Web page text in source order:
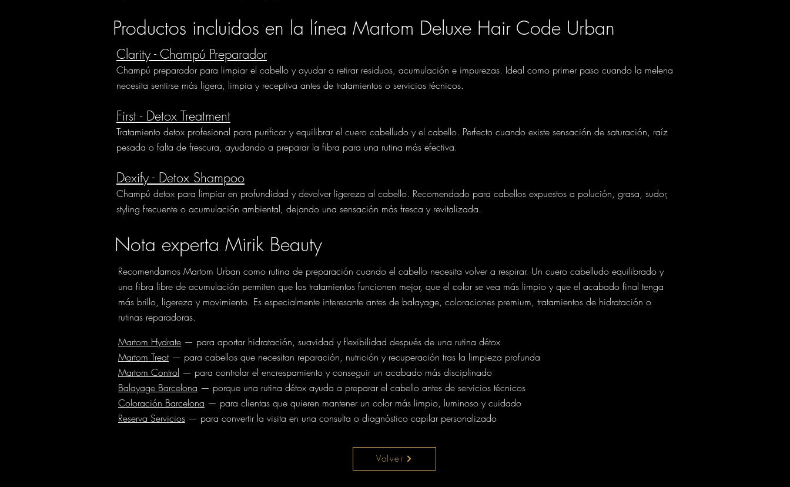
Productos incluidos en la línea Martom Deluxe Hair Code Urban
Clarity - Champú Preparador
Champú preparador para limpiar el cabello y ayudar a retirar residuos, acumulación e impurezas. Ideal como primer paso cuando la melena
necesita sentirse más ligera, limpia y receptiva antes de tratamientos o servicios técnicos.
First - Detox Treatment
Tratamiento detox profesional para purificar y equilibrar el cuero cabelludo y el cabello. Perfecto cuando existe sensación de saturación, raíz
pesada o falta de frescura, ayudando a preparar la fibra para una rutina más efectiva.
Dexify - Detox Shampoo
Champú detox para limpiar en profundidad y devolver ligereza al cabello. Recomendado para cabellos expuestos a polución, grasa, sudor,
styling frecuente o acumulación ambiental, dejando una sensación más fresca y revitalizada.
Nota experta Mirik Beauty
Recomendamos Martom Urban como rutina de preparación cuando el cabello necesita volver a respirar. Un cuero cabelludo equilibrado y
una fibra libre de acumulación permiten que los tratamientos funcionen mejor, que el color se vea más limpio y que el acabado final tenga
más brillo, ligereza y movimiento. Es especialmente interesante antes de balayage, coloraciones premium, tratamientos de hidratación o
rutinas reparadoras.
Martom Hydrate — para aportar hidratación, suavidad y flexibilidad después de una rutina détox
Martom Treat— para cabellos que necesitan reparación, nutrición y recuperación tras la limpieza profunda
Martom Control — para controlar el encrespamiento y conseguir un acabado más disciplinado
Balayage Barcelona — porque una rutina détox ayuda a preparar el cabello antes de servicios técnicos
Coloración Barcelona — para clientas que quieren mantener un color más limpio, luminoso y cuidado
Reserva Servicios — para convertir la visita en una consulta o diagnóstico capilar personalizado
Volver